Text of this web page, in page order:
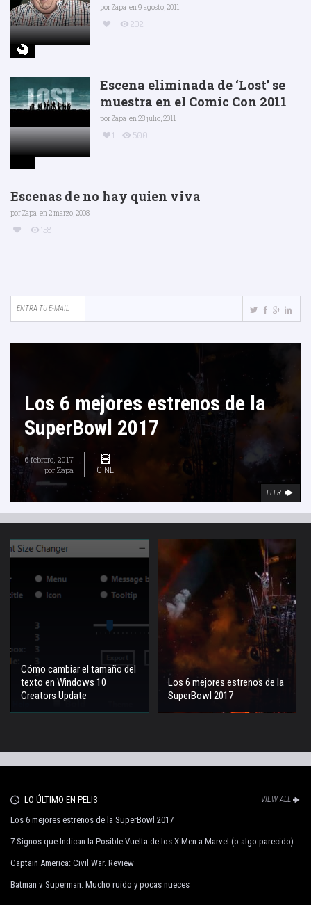
porZapa en 9 agosto, 2011
202
Escena eliminada de ‘Lost’ se
muestra en el Comic Con 2011
porZapa en 28 julio, 2011
1 500
Escenas de no hay quien viva
porZapa en 2 marzo, 2008
158
Los 6 mejores estrenos de la
SuperBowl 2017
6 febrero, 2017
por Zapa CINE
LEER
Cómo cambiar el tamaño del
texto en Windows 10
Creators Update
Los 6 mejores estrenos de la
SuperBowl 2017
LO ÚLTIMO EN PELIS VIEW ALL
Los 6 mejores estrenos de la SuperBowl 2017
7 Signos que Indican la Posible Vuelta de los X-Men a Marvel (o algo parecido)
Captain America: Civil War. Review
Batman v Superman. Mucho ruido y pocas nueces